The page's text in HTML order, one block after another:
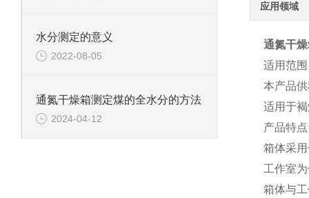
应用领域
通氮干
适用范围
本产品
适用于
产品特点
箱体采
工作室
箱体与
水分测定的意义
2022-08-05
通氮干燥箱测定煤的全水分的方法
2024-04-12